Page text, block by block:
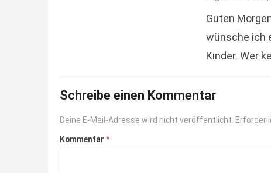
Guten
wünsche ich
Kinder. Wer
Schreibe einen Kommentar
Deine E-Mail-Adresse wird nicht veröffentlicht.
Kommentar *